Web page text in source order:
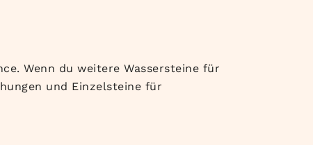
Wenn du weitere Wassersteine für
und Einzelsteine für